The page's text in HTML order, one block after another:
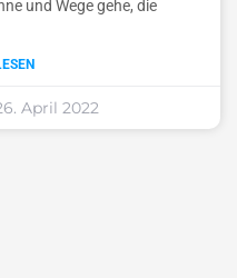
und Wege gehe, die
April 2022